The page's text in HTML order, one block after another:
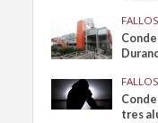
FALLOS
FALLOS
tres